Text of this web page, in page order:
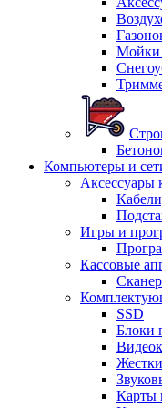
Мойки
Компьютеры и
Аксессуары
Игры и
Кассовые
SSD
Блоки
Карты